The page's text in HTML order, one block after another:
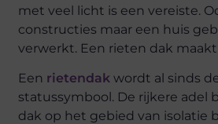
met veel licht is een vereiste.
constructies maar een huis
verwerkt. Een rieten dak
Een rietendak wordt al sinds
statussymbool. De rijkere adel
dak op het gebied van isolatie